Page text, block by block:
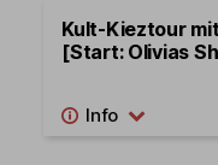
Kult-Kieztour
[Start: Olivias